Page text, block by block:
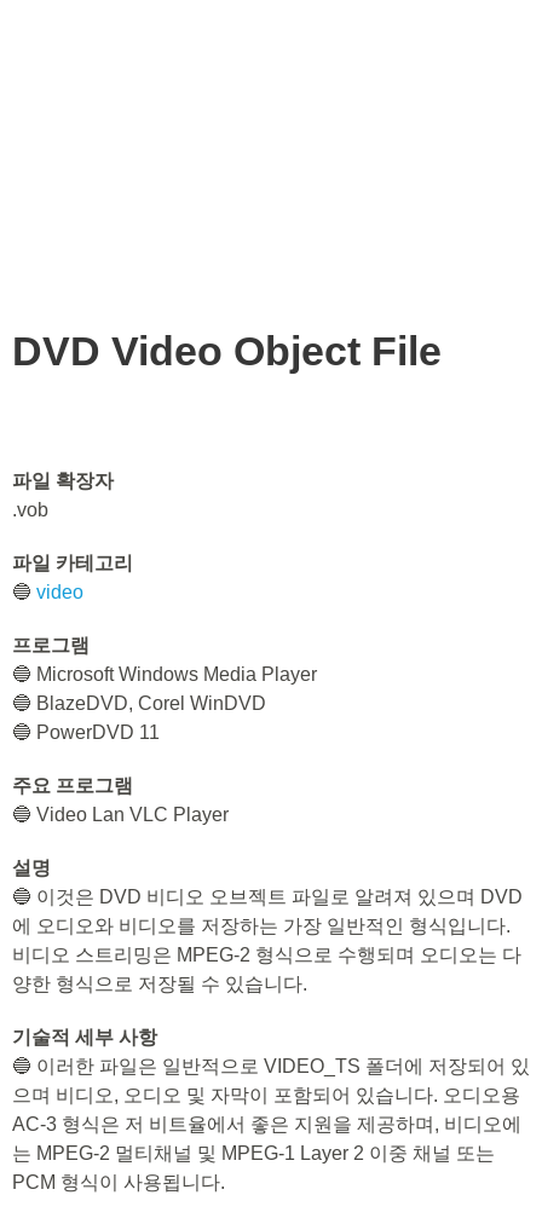
DVD Video Object File
파일 확장자
.vob
파일 카테고리
🔵 video
프로그램
🔵 Microsoft Windows Media Player
🔵 BlazeDVD, Corel WinDVD
🔵 PowerDVD 11
주요 프로그램
🔵 Video Lan VLC Player
설명
🔵 이것은 DVD 비디오 오브젝트 파일로 알려져 있으며 DVD
에 오디오와 비디오를 저장하는 가장 일반적인 형식입니다.
비디오 스트리밍은 MPEG-2 형식으로 수행되며 오디오는 다
양한 형식으로 저장될 수 있습니다.
기술적 세부 사항
🔵 이러한 파일은 일반적으로 VIDEO_TS 폴더에 저장되어 있
으며 비디오, 오디오 및 자막이 포함되어 있습니다. 오디오용
AC-3 형식은 저 비트율에서 좋은 지원을 제공하며, 비디오에
는 MPEG-2 멀티채널 및 MPEG-1 Layer 2 이중 채널 또는
PCM 형식이 사용됩니다.